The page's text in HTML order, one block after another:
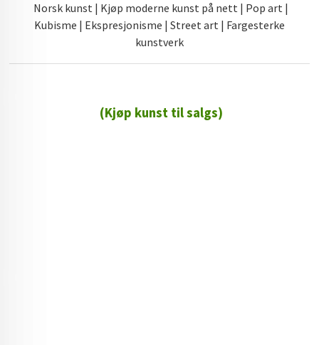
Norsk kunst | Kjøp moderne kunst på nett | Pop art |
Kubisme | Ekspresjonisme | Street art | Fargesterke
kunstverk
(Kjøp kunst til salgs)